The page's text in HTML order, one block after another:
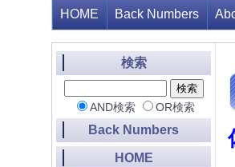
HOME Back Numbers
検索
AND検索 OR検索
Back Numbers
HOME